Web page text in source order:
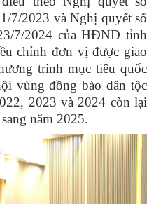
7/2023 và Nghị quyết số
7/2024 của HĐND tỉnh
chỉnh đơn vị được giao
trình mục tiêu quốc
vùng đồng bào dân tộc
2023 và 2024 còn lại
năm 2025.